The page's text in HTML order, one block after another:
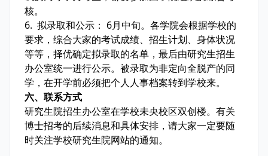
核。
6. 拟录取和公示： 6月中旬。各学院会根据学校的
要求，综合大家的考试成绩、招生计划、身体状况
等等，择优确定拟录取的名单，最后由研究生招生
办公室统一进行公示。被录取为非定向全脱产的同
学，在开学前必须把个人人事档案转到学校来。
六、联系方式
研究生院招生办公室在学校未央校区双创楼。有关
博士招考的后续消息和具体安排，请大家一定要随
时关注学校研究生院网站的通知。